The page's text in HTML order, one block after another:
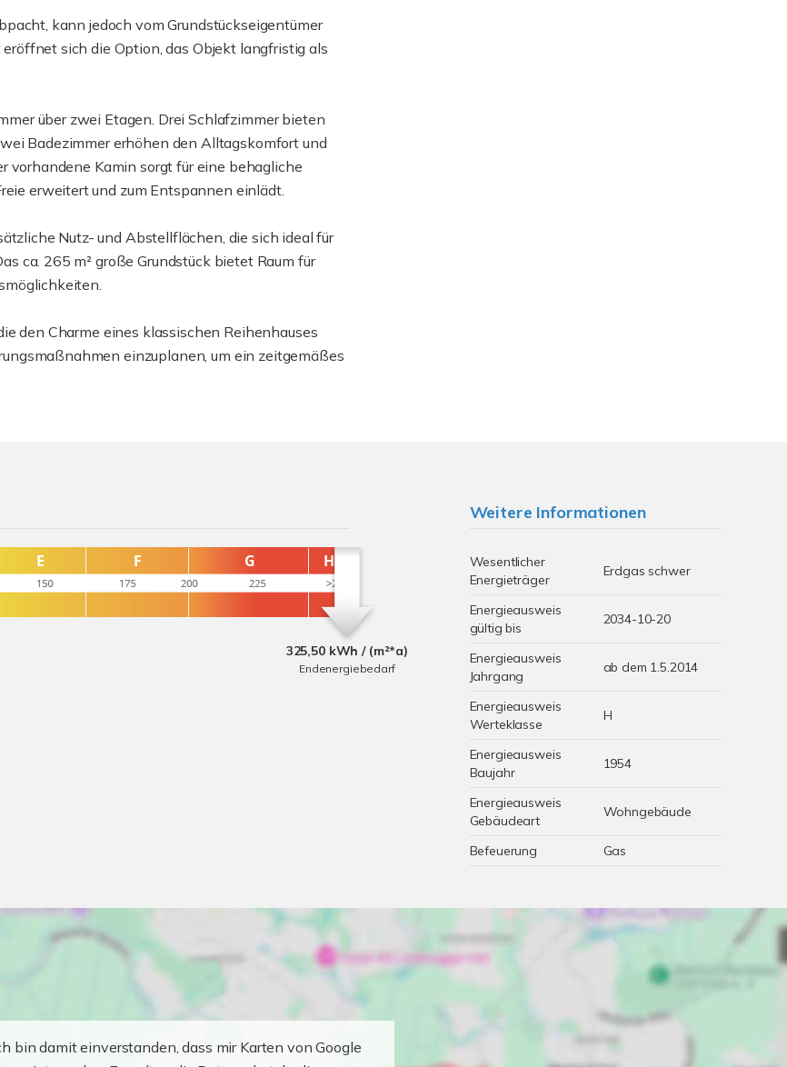
kann jedoch vom Grundstückseigentümer
sich die Option, das Objekt langfristig als
über zwei Etagen. Drei Schlafzimmer bieten
Badezimmer erhöhen den Alltagskomfort und
vorhandene Kamin sorgt für eine behagliche
erweitert und zum Entspannen einlädt.
Nutz- und Abstellflächen, die sich ideal für
ca. 265 m² große Grundstück bietet Raum für
den Charme eines klassischen Reihenhauses
einzuplanen, um ein zeitgemäßes
325,50 kWh / (m²*a)
Endenergiebedarf
Weitere Informationen
Wesentlicher
Energieträger
Erdgas schwer
Energieausweis
gültig bis
2034-10-20
Energieausweis
Jahrgang
ab dem 1.5.2014
Energieausweis
Werteklasse
H
Energieausweis
Baujahr
1954
Energieausweis
Gebäudeart
Wohngebäude
Befeuerung Gas
bin damit einverstanden, dass mir Karten von Google